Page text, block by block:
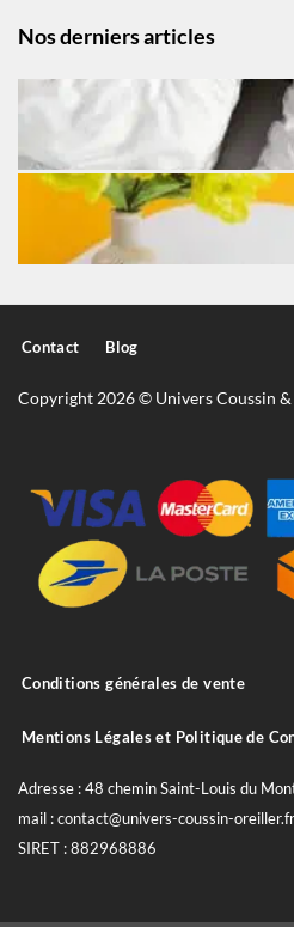
Nos derniers articles
Contact Blog
Copyright 2026 © Univers Coussin
Conditions générales de vente
Mentions Légales et Politique de
Adresse : 48 chemin Saint-Louis du
mail : contact@univers-coussin-
SIRET : 882968886